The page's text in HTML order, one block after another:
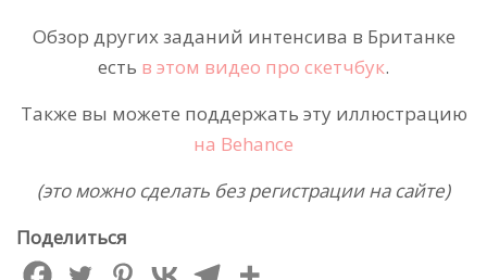
Обзор других заданий интенсива в Британке
есть в этом видео про скетчбук.
Также вы можете поддержать эту иллюстрацию
на Behance
(это можно сделать без регистрации на сайте)
Поделиться